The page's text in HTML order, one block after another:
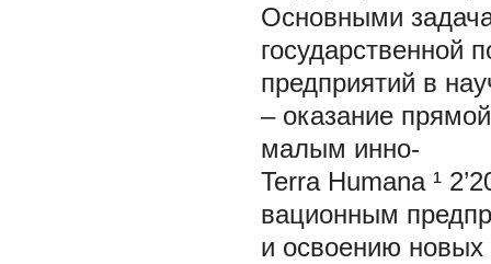
Основными
государственной
предприятий в
– оказание
малым инно-
Terra Humana ¹
вационным
и освоению новых